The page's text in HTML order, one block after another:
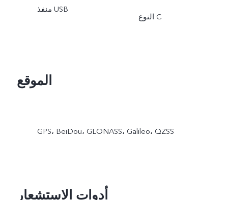
منفذ USB
النوع C
الموقع
GPS،‏ BeiDou،‏ GLONASS،‏ Galileo،‏ QZSS
أدوات الاستشعار